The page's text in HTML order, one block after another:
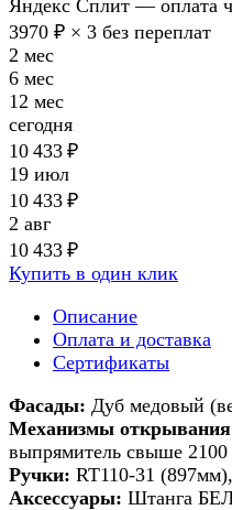
Яндекс Сплит — оплата
3970 ₽ × 3 без переплат
2 мес
6 мес
12 мес
сегодня
10 433 ₽
19 июл
10 433 ₽
2 авг
10 433 ₽
Купить в один клик
Описание
Оплата и доставка
Сертификаты
Фасады: Дуб медовый
Механизмы
выпрямитель свыше
Ручки: RT110-31
Аксессуары: Штанга